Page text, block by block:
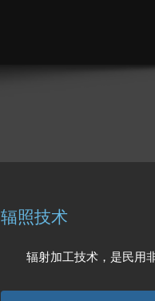
辐照技术
辐射加工技术，是民用非